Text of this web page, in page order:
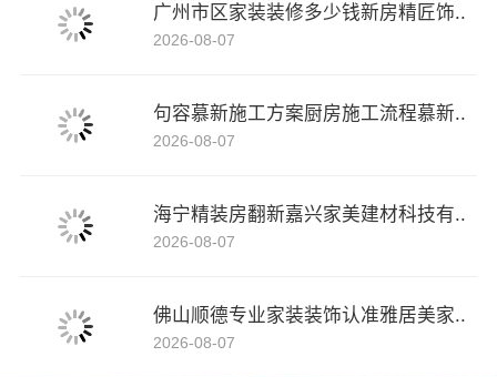
广州市区家装装修多少钱新房精匠饰..
2026-08-07
句容慕新施工方案厨房施工流程慕新..
2026-08-07
海宁精装房翻新嘉兴家美建材科技有..
2026-08-07
佛山顺德专业家装装饰认准雅居美家..
2026-08-07